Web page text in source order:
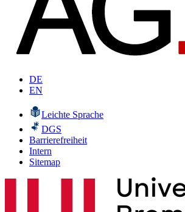
DE
EN
Leichte Sprache
DGS
Barrierefreiheit
Intern
Sitemap